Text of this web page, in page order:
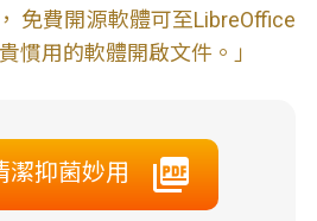
免費開源軟體可至LibreOffice
慣用的軟體開啟文件。」
潔抑菌妙用